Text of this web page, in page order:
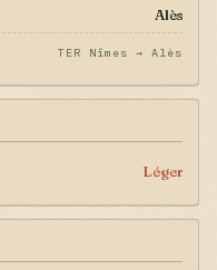
Alès
TER Nîmes → Alès
Léger